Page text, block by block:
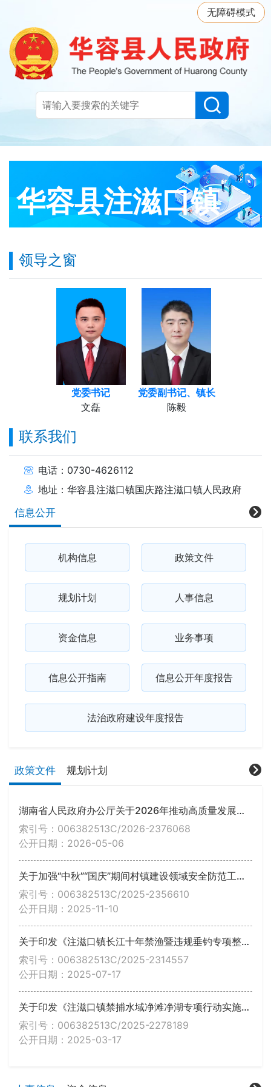
无障碍模式
华容县注滋口镇
领导之窗
党委书记
文磊
党委副书记、镇长
陈毅
联系我们
电话：0730-4626112
地址：华容县注滋口镇国庆路注滋口镇人民政府
信息公开
机构信息 政策文件
规划计划 人事信息
资金信息 业务事项
信息公开指南 信息公开年度报告
法治政府建设年度报告
政策文件 规划计划
湖南省人民政府办公厅关于2026年推动高质量发展大抓落实督查激励二十条的通知
索引号：006382513C/2026-2376068
公开日期：2026-05-06
关于加强“中秋”“国庆”期间村镇建设领域安全防范工作的通知
索引号：006382513C/2025-2356610
公开日期：2025-11-10
关于印发《注滋口镇长江十年禁渔暨违规垂钓专项整治行动实施方案》的通知
索引号：006382513C/2025-2314557
公开日期：2025-07-17
关于印发《注滋口镇禁捕水域净滩净湖专项行动实施方案》的通知
索引号：006382513C/2025-2278189
公开日期：2025-03-17